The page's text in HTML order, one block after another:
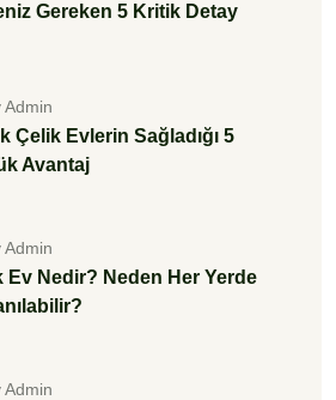
Gereken 5 Kritik Detay
Admin
Çelik Evlerin Sağladığı 5
Avantaj
Admin
Ev Nedir? Neden Her Yerde
Admin